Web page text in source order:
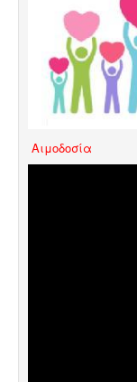
Aιμοδοσία